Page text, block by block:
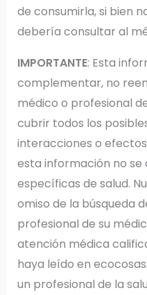
de consumirla, si bien
debería consultar al
IMPORTANTE: Esta
complementar, no
médico o profesional
cubrir todos los
interacciones o
esta información no se
específicas de salud.
omiso de la búsqueda
profesional de su
atención médica
haya leído en
un profesional de la